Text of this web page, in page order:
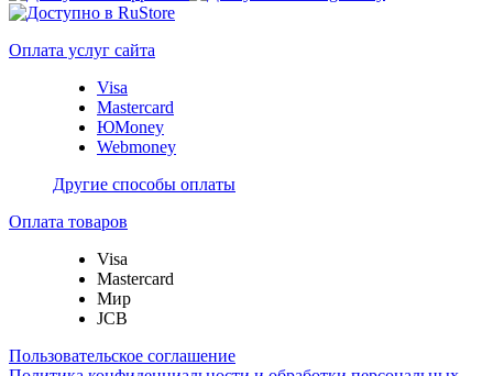
Оплата услуг сайта
Visa
Mastercard
ЮMoney
Webmoney
Другие способы оплаты
Оплата товаров
Visa
Mastercard
Мир
JCB
Пользовательское соглашение